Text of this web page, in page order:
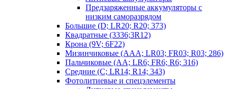
Предзаряженные аккумуляторы с
низким саморазрядом
Большие (D; LR20; R20; 373)
Квадратные (3336;3R12)
Крона (9V; 6F22)
Мизинчиковые (AAA; LR03; FR03; R03; 286)
Пальчиковые (AA; LR6; FR6; R6; 316)
Средние (C; LR14; R14; 343)
Фотолитиевые и спецэлементы